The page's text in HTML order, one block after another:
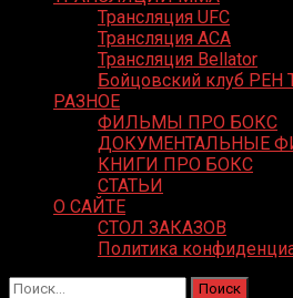
Трансляция UFC
Трансляция ACA
Трансляция Bellator
Бойцовский клуб РЕН
РАЗНОЕ
ФИЛЬМЫ ПРО БОКС
ДОКУМЕНТАЛЬНЫЕ
КНИГИ ПРО БОКС
СТАТЬИ
О САЙТЕ
СТОЛ ЗАКАЗОВ
Политика
Найти: